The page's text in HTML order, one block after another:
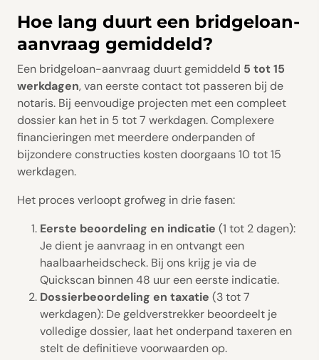
Hoe lang duurt een bridgeloan-
aanvraag gemiddeld?
Een bridgeloan-aanvraag duurt gemiddeld 5 tot 15
werkdagen, van eerste contact tot passeren bij de
notaris. Bij eenvoudige projecten met een compleet
dossier kan het in 5 tot 7 werkdagen. Complexere
financieringen met meerdere onderpanden of
bijzondere constructies kosten doorgaans 10 tot 15
werkdagen.
Het proces verloopt grofweg in drie fasen:
Eerste beoordeling en indicatie (1 tot 2 dagen):
Je dient je aanvraag in en ontvangt een
haalbaarheidscheck. Bij ons krijg je via de
Quickscan binnen 48 uur een eerste indicatie.
Dossierbeoordeling en taxatie (3 tot 7
werkdagen): De geldverstrekker beoordeelt je
volledige dossier, laat het onderpand taxeren en
stelt de definitieve voorwaarden op.